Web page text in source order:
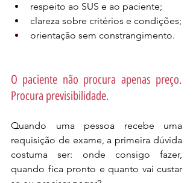
respeito ao SUS e ao paciente;
clareza sobre critérios e condições;
orientação sem constrangimento.
O paciente não procura apenas preço.
Procura previsibilidade.
Quando uma pessoa recebe uma
requisição de exame, a primeira dúvida
costuma ser: onde consigo fazer,
quando fica pronto e quanto vai custar